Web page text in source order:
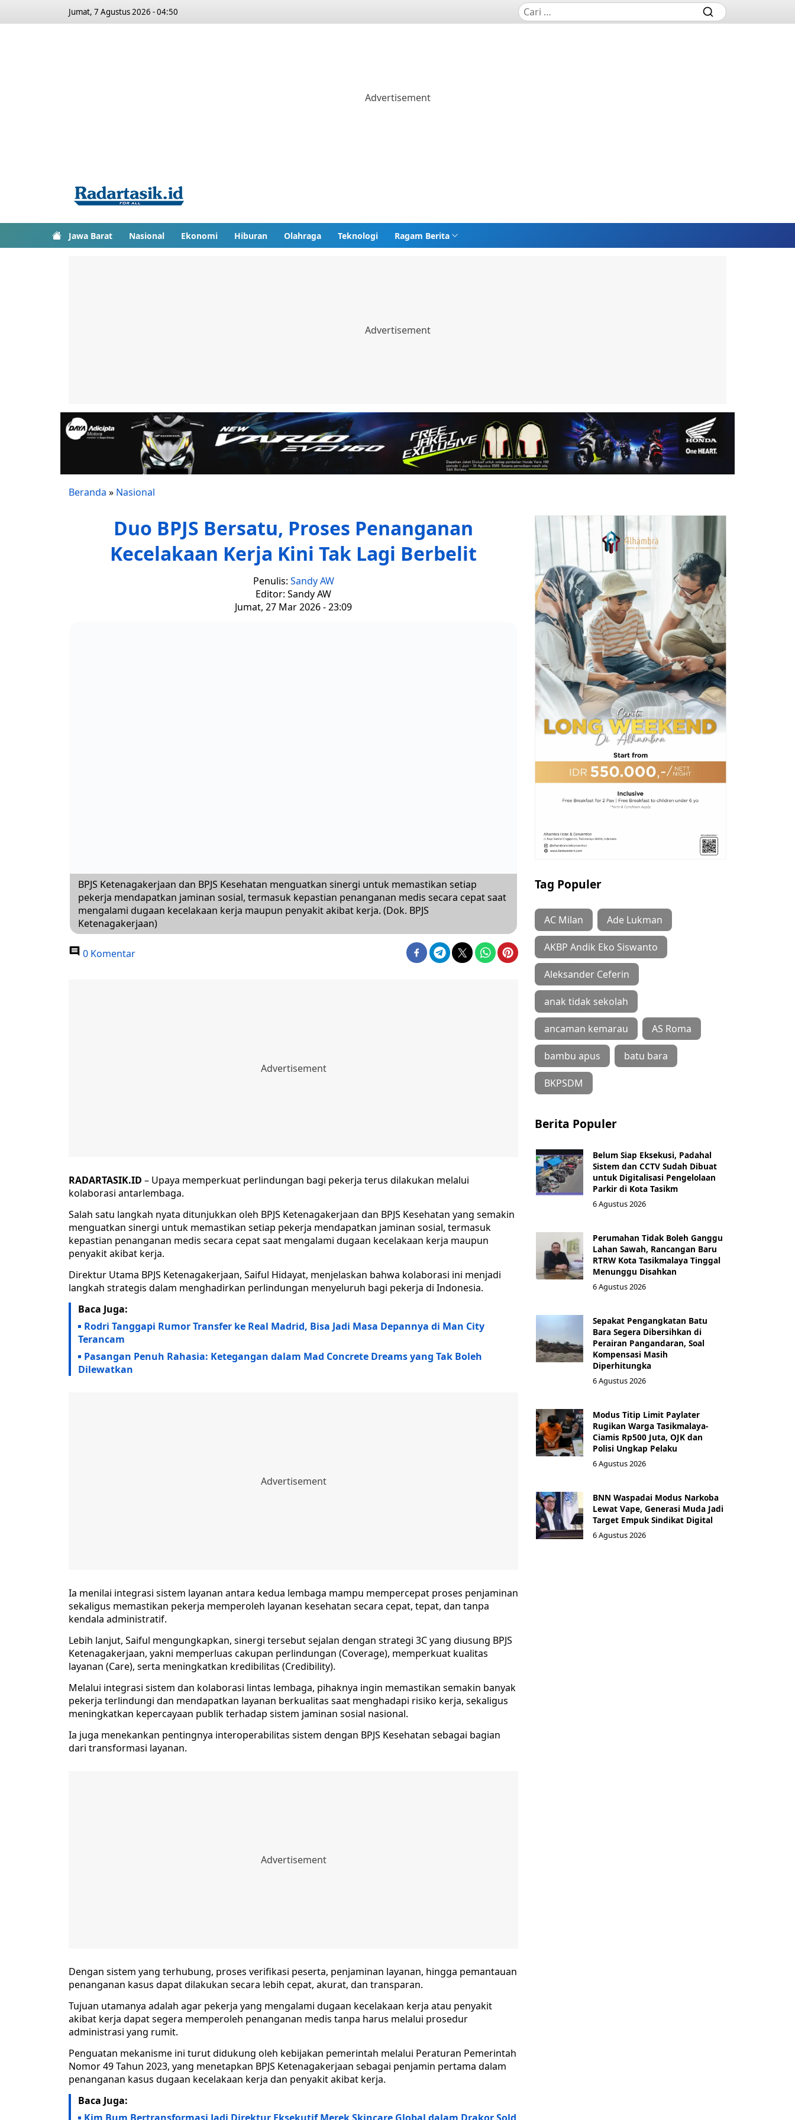
Jumat, 7 Agustus 2026 - 04:50
Jawa Barat Nasional Ekonomi Hiburan Olahraga Teknologi Ragam Berita
Beranda » Nasional
Duo BPJS Bersatu, Proses Penanganan
Kecelakaan Kerja Kini Tak Lagi Berbelit
Penulis: Sandy AW
Editor: Sandy AW
Jumat, 27 Mar 2026 - 23:09
BPJS Ketenagakerjaan dan BPJS Kesehatan menguatkan sinergi untuk memastikan setiap
pekerja mendapatkan jaminan sosial, termasuk kepastian penanganan medis secara cepat saat
mengalami dugaan kecelakaan kerja maupun penyakit akibat kerja. (Dok. BPJS
Ketenagakerjaan)
0 Komentar
RADARTASIK.ID – Upaya memperkuat perlindungan bagi pekerja terus dilakukan melalui
kolaborasi antarlembaga.
Salah satu langkah nyata ditunjukkan oleh BPJS Ketenagakerjaan dan BPJS Kesehatan yang semakin
menguatkan sinergi untuk memastikan setiap pekerja mendapatkan jaminan sosial, termasuk
kepastian penanganan medis secara cepat saat mengalami dugaan kecelakaan kerja maupun
penyakit akibat kerja.
Direktur Utama BPJS Ketenagakerjaan, Saiful Hidayat, menjelaskan bahwa kolaborasi ini menjadi
langkah strategis dalam menghadirkan perlindungan menyeluruh bagi pekerja di Indonesia.
Baca Juga:
Rodri Tanggapi Rumor Transfer ke Real Madrid, Bisa Jadi Masa Depannya di Man City
Terancam
Pasangan Penuh Rahasia: Ketegangan dalam Mad Concrete Dreams yang Tak Boleh
Dilewatkan
Ia menilai integrasi sistem layanan antara kedua lembaga mampu mempercepat proses penjaminan
sekaligus memastikan pekerja memperoleh layanan kesehatan secara cepat, tepat, dan tanpa
kendala administratif.
Lebih lanjut, Saiful mengungkapkan, sinergi tersebut sejalan dengan strategi 3C yang diusung BPJS
Ketenagakerjaan, yakni memperluas cakupan perlindungan (Coverage), memperkuat kualitas
layanan (Care), serta meningkatkan kredibilitas (Credibility).
Melalui integrasi sistem dan kolaborasi lintas lembaga, pihaknya ingin memastikan semakin banyak
pekerja terlindungi dan mendapatkan layanan berkualitas saat menghadapi risiko kerja, sekaligus
meningkatkan kepercayaan publik terhadap sistem jaminan sosial nasional.
Ia juga menekankan pentingnya interoperabilitas sistem dengan BPJS Kesehatan sebagai bagian
dari transformasi layanan.
Dengan sistem yang terhubung, proses verifikasi peserta, penjaminan layanan, hingga pemantauan
penanganan kasus dapat dilakukan secara lebih cepat, akurat, dan transparan.
Tujuan utamanya adalah agar pekerja yang mengalami dugaan kecelakaan kerja atau penyakit
akibat kerja dapat segera memperoleh penanganan medis tanpa harus melalui prosedur
administrasi yang rumit.
Penguatan mekanisme ini turut didukung oleh kebijakan pemerintah melalui Peraturan Pemerintah
Nomor 49 Tahun 2023, yang menetapkan BPJS Ketenagakerjaan sebagai penjamin pertama dalam
penanganan kasus dugaan kecelakaan kerja dan penyakit akibat kerja.
Baca Juga:
Tag Populer
AC Milan Ade Lukman
AKBP Andik Eko Siswanto
Aleksander Ceferin
anak tidak sekolah
ancaman kemarau AS Roma
bambu apus batu bara
BKPSDM
Berita Populer
Belum Siap Eksekusi, Padahal
Sistem dan CCTV Sudah Dibuat
untuk Digitalisasi Pengelolaan
Parkir di Kota Tasikm
6 Agustus 2026
Perumahan Tidak Boleh Ganggu
Lahan Sawah, Rancangan Baru
RTRW Kota Tasikmalaya Tinggal
Menunggu Disahkan
6 Agustus 2026
Sepakat Pengangkatan Batu
Bara Segera Dibersihkan di
Perairan Pangandaran, Soal
Kompensasi Masih
Diperhitungka
6 Agustus 2026
Modus Titip Limit Paylater
Rugikan Warga Tasikmalaya-
Ciamis Rp500 Juta, OJK dan
Polisi Ungkap Pelaku
6 Agustus 2026
BNN Waspadai Modus Narkoba
Lewat Vape, Generasi Muda Jadi
Target Empuk Sindikat Digital
6 Agustus 2026